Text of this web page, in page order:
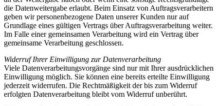
die Datenweitergabe erlaubt. Beim Einsatz von Auftragsverarbeitern
geben wir personenbezogene Daten unserer Kunden nur auf
Grundlage eines gültigen Vertrags über Auftragsverarbeitung weiter.
Im Falle einer gemeinsamen Verarbeitung wird ein Vertrag über
gemeinsame Verarbeitung geschlossen.
Widerruf Ihrer Einwilligung zur Datenverarbeitung
Viele Datenverarbeitungsvorgänge sind nur mit Ihrer ausdrücklichen
Einwilligung möglich. Sie können eine bereits erteilte Einwilligung
jederzeit widerrufen. Die Rechtmäßigkeit der bis zum Widerruf
erfolgten Datenverarbeitung bleibt vom Widerruf unberührt.